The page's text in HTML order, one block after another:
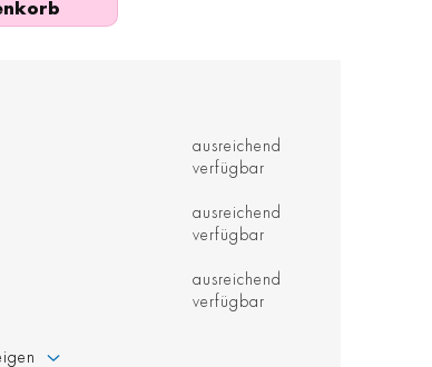
ausreichend
verfügbar
ausreichend
verfügbar
ausreichend
verfügbar